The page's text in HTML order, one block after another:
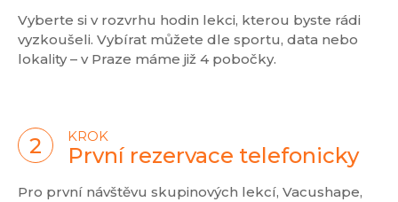
Vyberte si v rozvrhu hodin lekci, kterou byste rádi
vyzkoušeli. Vybírat můžete dle sportu, data nebo
lokality – v Praze máme již 4 pobočky.
KROK
První rezervace telefonicky
Pro první návštěvu skupinových lekcí, Vacushape,